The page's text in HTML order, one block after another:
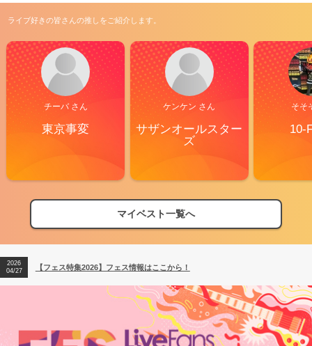
ライブ好きの皆さんの推しをご紹介します。
チーバ さん
東京事変
ケンケン さん
サザンオールスター
ズ
そそ
10-
マイベスト一覧へ
【フェス特集2026】フェス情報はここから！
【ライブ動員ランキング】2026年上半期編発表！
2026
04/27
【フェス特集2026】フェス情報はここから！
2026
【ライブ動員ランキング】2026年上半期編発表！